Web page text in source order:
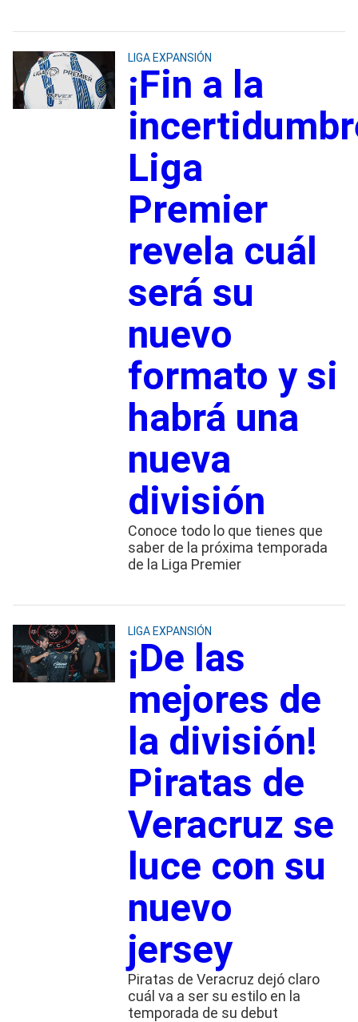
LIGA EXPANSIÓN
¡Fin a la
Liga
Premier
revela cuál
será su
nuevo
formato y si
habrá una
nueva
división
Conoce todo lo que tienes que
saber de la próxima temporada
de la Liga Premier
LIGA EXPANSIÓN
¡De las
mejores de
la división!
Piratas de
Veracruz se
luce con su
nuevo
jersey
Piratas de Veracruz dejó claro
cuál va a ser su estilo en la
temporada de su debut